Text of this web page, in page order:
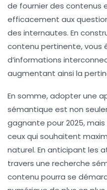
de fournier des contenus
efficacement aux
des internautes. En
contenu pertinente, vous
d’informations
augmentant ainsi la
En somme, adopter une
sémantique est non
gagnante pour 2025,
ceux qui souhaitent
naturel. En anticipant les
travers une recherche
contenu pourra se